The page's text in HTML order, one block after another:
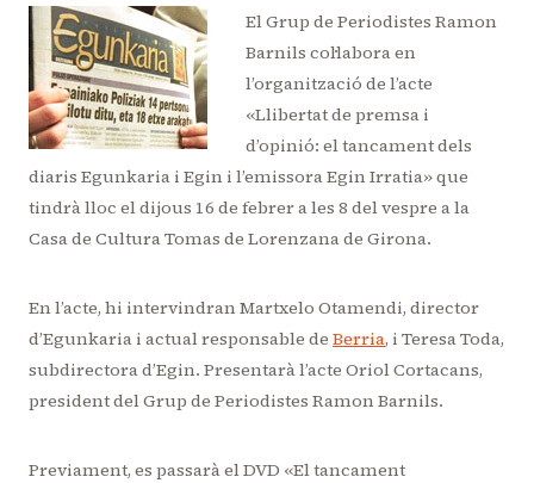
El Grup de Periodistes Ramon
Barnils col·labora en
l’organització de l’acte
«Llibertat de premsa i
d’opinió: el tancament dels
diaris Egunkaria i Egin i l’emissora Egin Irratia» que
tindrà lloc el dijous 16 de febrer a les 8 del vespre a la
Casa de Cultura Tomas de Lorenzana de Girona.
En l’acte, hi intervindran Martxelo Otamendi, director
d’Egunkaria i actual responsable de Berria, i Teresa Toda,
subdirectora d’Egin. Presentarà l’acte Oriol Cortacans,
president del Grup de Periodistes Ramon Barnils.
Previament, es passarà el DVD «El tancament